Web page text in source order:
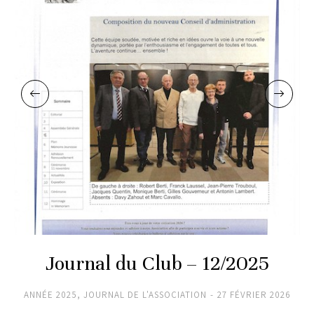
Journal du Club – 12/2025
ANNÉE 2025, JOURNAL DE L'ASSOCIATION 27 FÉVRIER 2026